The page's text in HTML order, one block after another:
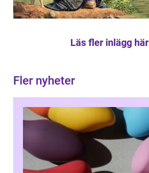
Läs fler inlägg här
Fler nyheter